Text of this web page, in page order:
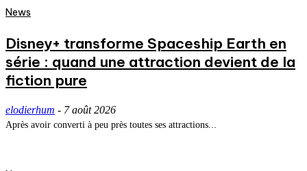
News
Disney+ transforme Spaceship Earth en
série : quand une attraction devient de la
fiction pure
elodierhum - 7 août 2026
Après avoir converti à peu près toutes ses attractions...